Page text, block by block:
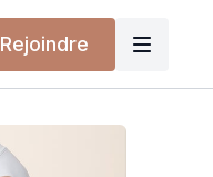
Rejoindre